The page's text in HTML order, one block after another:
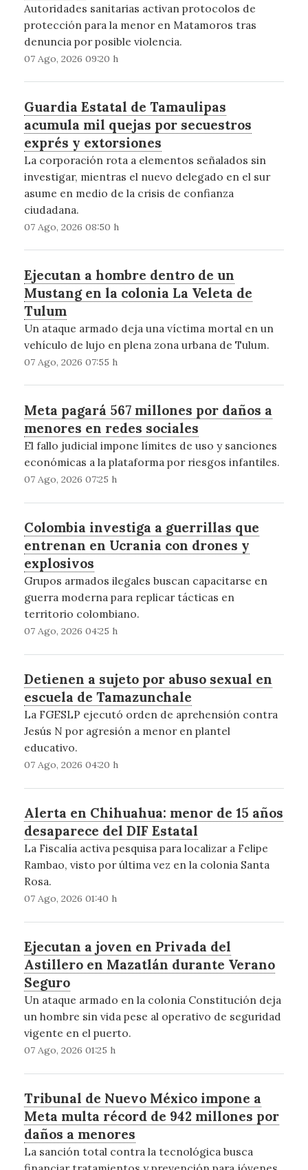
Autoridades sanitarias activan protocolos de
protección para la menor en Matamoros tras
denuncia por posible violencia.
07 Ago, 2026 09:20 h
Guardia Estatal de Tamaulipas
acumula mil quejas por secuestros
exprés y extorsiones
La corporación rota a elementos señalados sin
investigar, mientras el nuevo delegado en el sur
asume en medio de la crisis de confianza
ciudadana.
07 Ago, 2026 08:50 h
Ejecutan a hombre dentro de un
Mustang en la colonia La Veleta de
Tulum
Un ataque armado deja una víctima mortal en un
vehículo de lujo en plena zona urbana de Tulum.
07 Ago, 2026 07:55 h
Meta pagará 567 millones por daños a
menores en redes sociales
El fallo judicial impone límites de uso y sanciones
económicas a la plataforma por riesgos infantiles.
07 Ago, 2026 07:25 h
Colombia investiga a guerrillas que
entrenan en Ucrania con drones y
explosivos
Grupos armados ilegales buscan capacitarse en
guerra moderna para replicar tácticas en
territorio colombiano.
07 Ago, 2026 04:25 h
Detienen a sujeto por abuso sexual en
escuela de Tamazunchale
La FGESLP ejecutó orden de aprehensión contra
Jesús N por agresión a menor en plantel
educativo.
07 Ago, 2026 04:20 h
Alerta en Chihuahua: menor de 15 años
desaparece del DIF Estatal
La Fiscalía activa pesquisa para localizar a Felipe
Rambao, visto por última vez en la colonia Santa
Rosa.
07 Ago, 2026 01:40 h
Ejecutan a joven en Privada del
Astillero en Mazatlán durante Verano
Seguro
Un ataque armado en la colonia Constitución deja
un hombre sin vida pese al operativo de seguridad
vigente en el puerto.
07 Ago, 2026 01:25 h
Tribunal de Nuevo México impone a
Meta multa récord de 942 millones por
daños a menores
La sanción total contra la tecnológica busca